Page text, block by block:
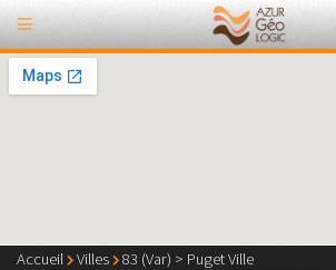
Accueil Villes 83 (Var) > Puget Ville